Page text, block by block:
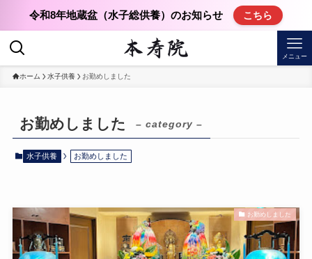
令和8年地蔵盆（水子総供養）のお知らせ こちら
メニュー
ホーム 水子供養 お勤めしました
お勤めしました – category –
水子供養 お勤めしました
お勤めしました